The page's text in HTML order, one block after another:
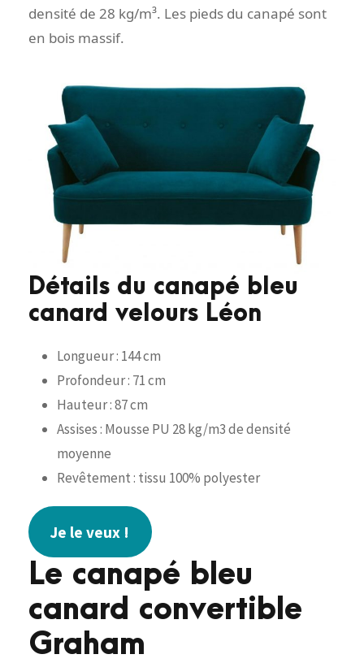
densité de 28 kg/m³. Les pieds du canapé sont
en bois massif.
Détails du canapé bleu
canard velours Léon
Longueur : 144 cm
Profondeur : 71 cm
Hauteur : 87 cm
Assises : Mousse PU 28 kg/m3 de densité
moyenne
Revêtement : tissu 100% polyester
Je le veux !
Le canapé bleu
canard convertible
Graham